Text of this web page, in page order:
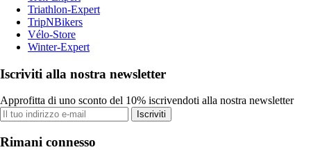
Triathlon-Expert
TripNBikers
Vélo-Store
Winter-Expert
Iscriviti alla nostra newsletter
Approfitta di uno sconto del 10% iscrivendoti alla nostra newsletter
Iscriviti
Rimani connesso